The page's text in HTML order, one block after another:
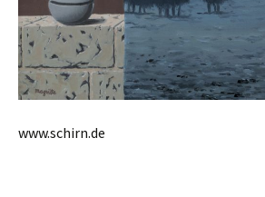
www.schirn.de